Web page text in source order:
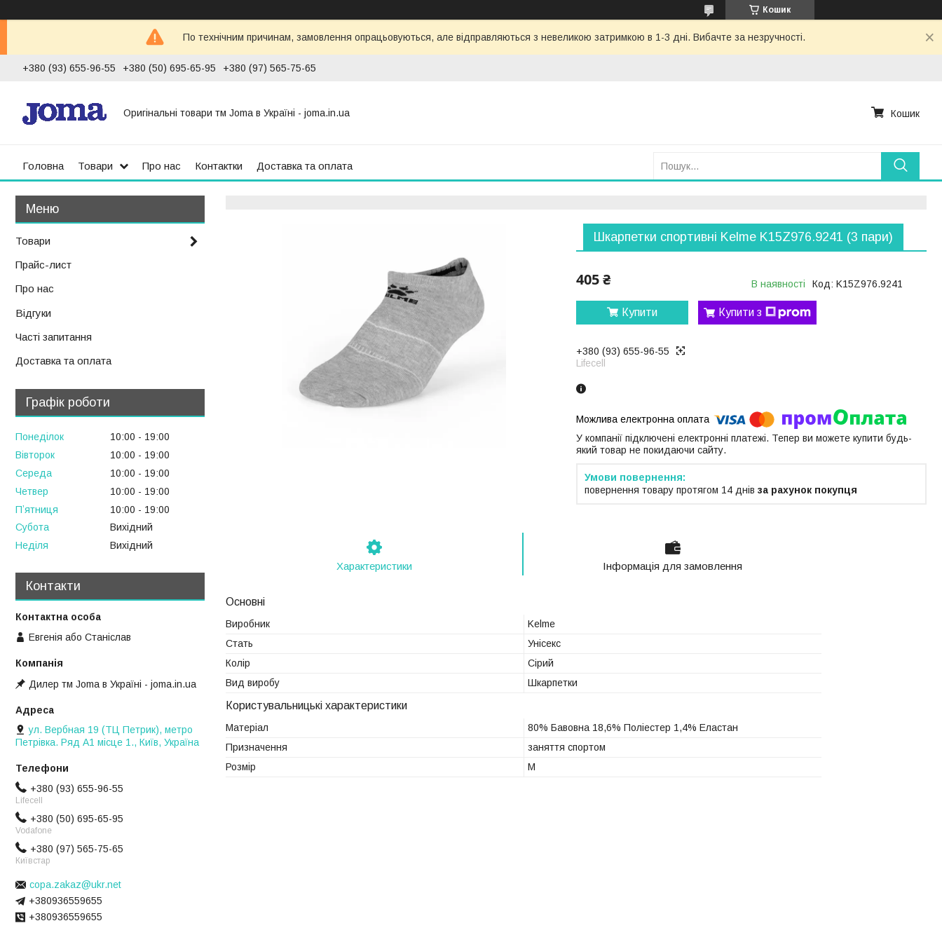
Кошик
По технічним причинам, замовлення опрацьовуються, але відправляються з невеликою затримкою в 1-3 дні. Вибачте за незручності.
+380 (93) 655-96-55 +380 (50) 695-65-95 +380 (97) 565-75-65
Оригінальні товари тм Joma в Україні - joma.in.ua Кошик
Головна Товари Про нас Контактки Доставка та оплата
Шкарпетки спортивні Kelme K15Z976.9241 (3 пари)
405 ₴ В наявності Код: K15Z976.9241
Купити Купити з
+380 (93) 655-96-55
Lifecell
У компанії підключені електронні платежі. Тепер ви можете купити будь-
який товар не покидаючи сайту.
повернення товару протягом 14 днів за рахунок покупця
Характеристики Інформація для замовлення
Основні
Виробник
Kelme
Стать
Унісекс
Колір
Сірий
Вид виробу
Шкарпетки
Користувальницькі характеристики
Матеріал
80% Бавовна 18,6% Поліестер 1,4% Еластан
Призначення
заняття спортом
Розмір
M
Товари
Прайс-лист
Про нас
Відгуки
Часті запитання
Доставка та оплата
Графік роботи
Понеділок 10:00
19:00
Вівторок
10:00
19:00
Середа
10:00
19:00
Четвер
10:00
19:00
Пʼятниця
10:00
19:00
Субота
Вихідний
Неділя
Вихідний
Контакти
Евгенія або Станіслав
Дилер тм Joma в Україні - joma.in.ua
ул. Вербная 19 (ТЦ Петрик), метро
Петрівка. Ряд А1 місце 1., Київ, Україна
+380 (93) 655-96-55
Lifecell
+380 (50) 695-65-95
Vodafone
+380 (97) 565-75-65
Київстар
copa.zakaz@ukr.net
+380936559655
+380936559655